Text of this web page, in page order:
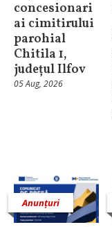
concesionari
ai cimitirului
parohial
Chitila 1,
județul Ilfov
05 Aug, 2026
Anunțuri